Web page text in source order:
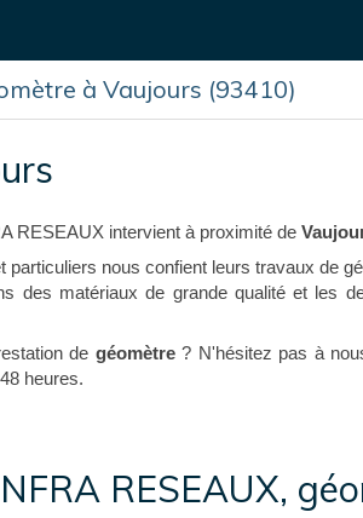
à Vaujours (93410)
RESEAUX intervient à proximité de
particuliers nous confient leurs travaux de
des matériaux de grande qualité et les
de géomètre? N'hésitez pas à
heures.
RESEAUX,